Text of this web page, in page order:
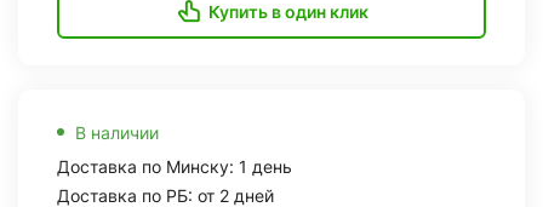
Купить в один клик
В наличии
Доставка по Минску: 1 день
Доставка по РБ: от 2 дней